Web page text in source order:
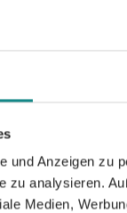
und Anzeigen zu
zu analysieren.
Medien,